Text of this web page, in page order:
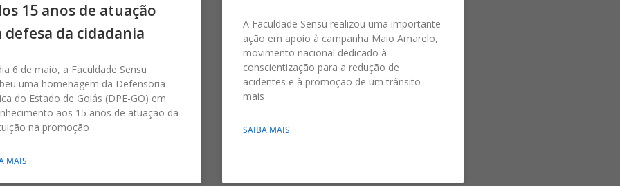
15 anos de atuação
defesa da cidadania
6 de maio, a Faculdade Sensu
uma homenagem da Defensoria
do Estado de Goiás (DPE-GO) em
aos 15 anos de atuação da
na promoção
MAIS
A Faculdade Sensu realizou uma importante
ação em apoio à campanha Maio Amarelo,
movimento nacional dedicado à
conscientização para a redução de
acidentes e à promoção de um trânsito
mais
SAIBA MAIS